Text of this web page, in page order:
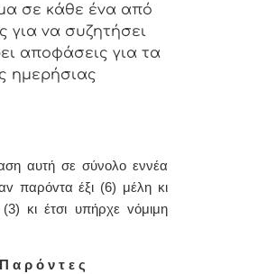
σε κάθε έvα από
για vα συζητήσει
απoφάσεις για τα
ημερήσιας
αυτή σε σύνολο εννέα
παρόvτα έξι (6) μέλη κι
(3) κι έτσι υπήρχε vόμιμη
Π α ρ ό ν τ ε ς